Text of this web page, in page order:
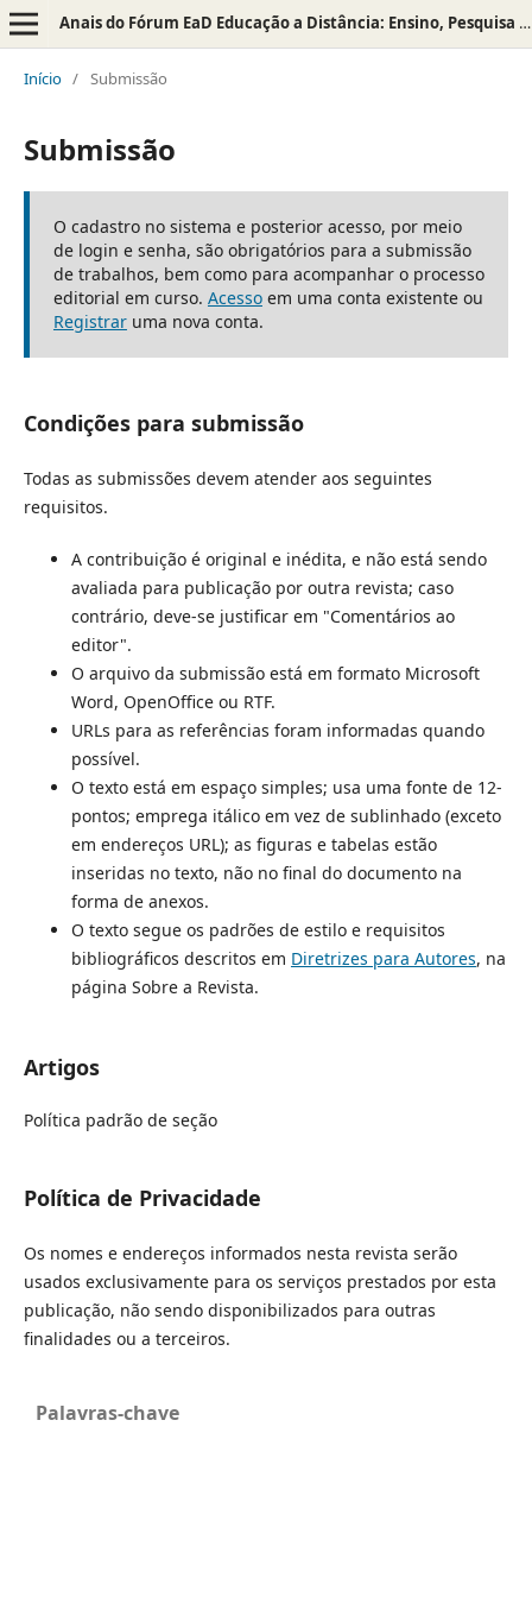
Anais do Fórum EaD Educação a Distância: Ensino, Pesquisa e Extensão na Unipampa
Início / Submissão
Submissão
O cadastro no sistema e posterior acesso, por meio
de login e senha, são obrigatórios para a submissão
de trabalhos, bem como para acompanhar o processo
editorial em curso. Acessoem uma conta existente ou
Registraruma nova conta.
Condições para submissão
Todas as submissões devem atender aos seguintes
requisitos.
A contribuição é original e inédita, e não está sendo
avaliada para publicação por outra revista; caso
contrário, deve-se justificar em "Comentários ao
editor".
O arquivo da submissão está em formato Microsoft
Word, OpenOffice ou RTF.
URLs para as referências foram informadas quando
possível.
O texto está em espaço simples; usa uma fonte de 12-
pontos; emprega itálico em vez de sublinhado (exceto
em endereços URL); as figuras e tabelas estão
inseridas no texto, não no final do documento na
forma de anexos.
O texto segue os padrões de estilo e requisitos
bibliográficos descritos em Diretrizes para Autores, na
página Sobre a Revista.
Artigos
Política padrão de seção
Política de Privacidade
Os nomes e endereços informados nesta revista serão
usados exclusivamente para os serviços prestados por esta
publicação, não sendo disponibilizados para outras
finalidades ou a terceiros.
Palavras-chave